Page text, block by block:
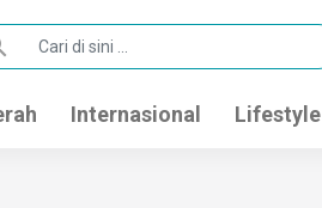
Internasional Lifestyle